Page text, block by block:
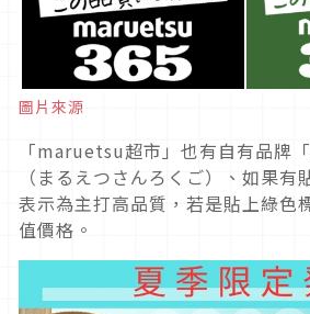
圖片來源
「maruetsu超市」也有自有品牌
（まるえつさんろくご）、如果
表示為主打高品質，若是貼上綠色
值價格。